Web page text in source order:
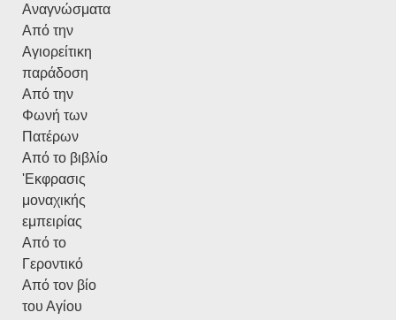
Αναγνώσματα
Από την
Αγιορείτικη
παράδοση
Από την
Φωνή των
Πατέρων
Από το βιβλίο
'Εκφρασις
μοναχικής
εμπειρίας
Από το
Γεροντικό
Από τον βίο
του Αγίου